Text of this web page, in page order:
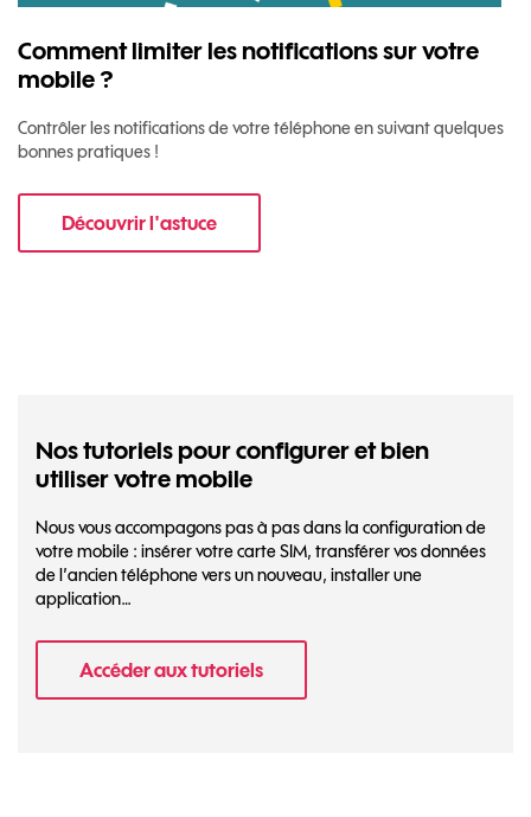
Comment limiter les notifications sur votre
mobile ?
Contrôler les notifications de votre téléphone en suivant quelques
bonnes pratiques !
Découvrir l'astucepour Comment limiter les notifications sur
Nos tutoriels pour configurer et bien
utiliser votre mobile
Nous vous accompagons pas à pas dans la configuration de
votre mobile : insérer votre carte SIM, transférer vos données
de l’ancien téléphone vers un nouveau, installer une
application…
Accéder aux tutoriels- Nos tutoriels pour configurer et bien